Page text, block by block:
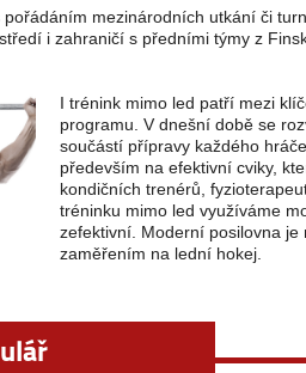
mezinárodních utkání či
i zahraničí s předními týmy z
I trénink mimo led patří mezi
programu. V dnešní době se
součástí přípravy každého
především na efektivní cviky,
kondičních trenérů,
tréninku mimo led využíváme
zefektivní. Moderní posilovna
zaměřením na lední hokej.